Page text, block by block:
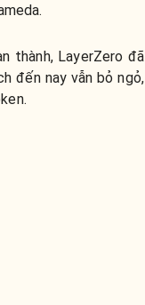
thành, LayerZero đã
đến nay vẫn bỏ ngỏ,